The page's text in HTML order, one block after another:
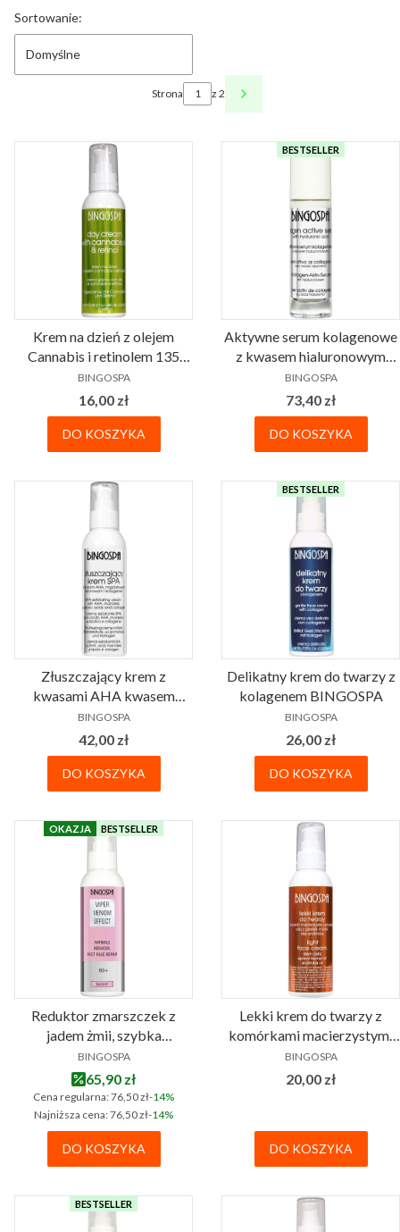
Lista produktów
Sortowanie:
Domyślne
Strona z 2
NASTĘPNE PRODUKTY
Krem na dzień z olejem
Cannabis i retinolem 135
gram BINGOSPA
PRODUCENT
BINGOSPA
Cena
16,00 zł
DO KOSZYKA
BESTSELLER
Aktywne serum kolagenowe
z kwasem hialuronowym
BINGOSPA
PRODUCENT
BINGOSPA
Cena
73,40 zł
DO KOSZYKA
Złuszczający krem z
kwasami AHA kwasem
migdałowym kwasem alfa-
liponowym i kolagenem
BINGOSPA
PRODUCENT
BINGOSPA
Cena
42,00 zł
DO KOSZYKA
BESTSELLER
Delikatny krem do twarzy z
kolagenem BINGOSPA
PRODUCENT
BINGOSPA
Cena
26,00 zł
DO KOSZYKA
OKAZJA BESTSELLER
Reduktor zmarszczek z
jadem żmii, szybka
regeneracja skóry 60+ na
noc BINGOSPA 135 g
PRODUCENT
BINGOSPA
Cena promocyjna
65,90 zł
Cena regularna:76,50 zł-14%
Najniższa cena:76,50 zł-14%
DO KOSZYKA
Lekki krem do twarzy z
komórkami macierzystymi
cytrusów, olejkiem
morelowym i olejem
PRODUCENT
BINGOSPA
Cena
20,00 zł
DO KOSZYKA
BESTSELLER